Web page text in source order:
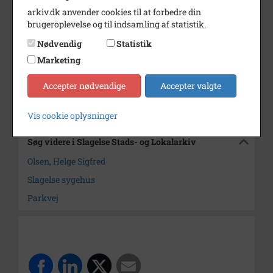
Årstal
1938
Fotograf
Se på kort
Arkiv
Slagelse Stads- og Lokalarkiv
Søg videre i Slagelse Stads- og Lokalarkiv
Olsen, Helge Sigfred
Slagelse sygehus
Parkvej
arkiv.dk anvender cookies til at forbedre din
brugeroplevelse og til indsamling af statistik.
Nødvendig
Statistik
Marketing
Accepter nødvendige Accepter valgte
Vis cookie oplysninger